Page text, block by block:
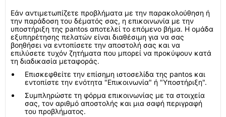
Εάν αντιμετωπίζετε προβλήματα με την παρακολούθηση ή
την παράδοση του δέματός σας, η επικοινωνία με την
υποστήριξη της pantos αποτελεί το επόμενο βήμα. Η ομάδα
εξυπηρέτησης πελατών είναι διαθέσιμη για να σας
βοηθήσει να εντοπίσετε την αποστολή σας και να
επιλύσετε τυχόν ζητήματα που μπορεί να προκύψουν κατά
τη διαδικασία μεταφοράς.
Επισκεφθείτε την επίσημη ιστοσελίδα της pantos και
εντοπίστε την ενότητα "Επικοινωνία" ή "Υποστήριξη".
Συμπληρώστε τη φόρμα επικοινωνίας με τα στοιχεία
σας, τον αριθμό αποστολής και μια σαφή περιγραφή
του προβλήματος.